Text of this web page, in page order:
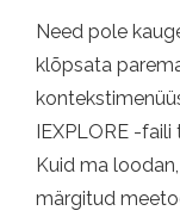
Need pole
klõpsata
IEXPLORE -
Kuid ma
märgitud